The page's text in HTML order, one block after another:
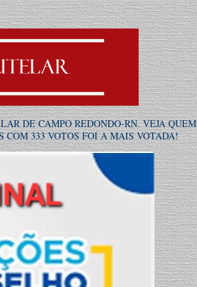
DE CAMPO REDONDO-RN. VEJA QUEM
COM 333 VOTOS FOI A MAIS VOTADA!